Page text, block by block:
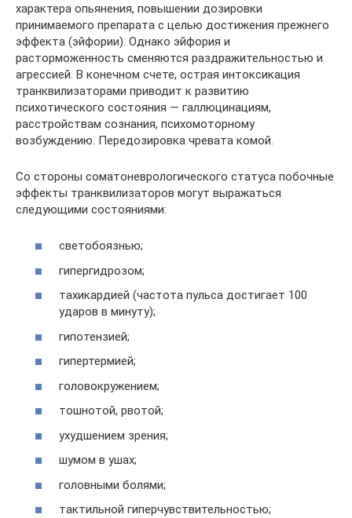
характера опьянения, повышении дозировки
принимаемого препарата с целью достижения прежнего
эффекта (эйфории). Однако эйфория и
расторможенность сменяются раздражительностью и
агрессией. В конечном счете, острая интоксикация
транквилизаторами приводит к развитию
психотического состояния — галлюцинациям,
расстройствам сознания, психомоторному
возбуждению. Передозировка чревата комой.
Со стороны соматоневрологического статуса побочные
эффекты транквилизаторов могут выражаться
следующими состояниями:
светобоязнью;
гипергидрозом;
тахикардией (частота пульса достигает 100
ударов в минуту);
гипотензией;
гипертермией;
головокружением;
тошнотой, рвотой;
ухудшением зрения;
шумом в ушах;
головными болями;
тактильной гиперчувствительностью;